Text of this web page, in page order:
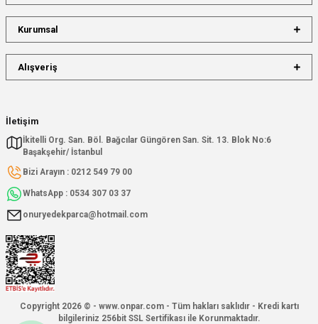
İletişim
İkitelli Org. San. Böl. Bağcılar Güngören San. Sit. 13. Blok No:6
Başakşehir/ İstanbul
Bizi Arayın : 0212 549 79 00
WhatsApp : 0534 307 03 37
onuryedekparca@hotmail.com
Kurumsal
Alışveriş
Copyright 2026 © - www.onpar.com - Tüm hakları saklıdır - Kredi kartı
bilgileriniz 256bit SSL Sertifikası ile Korunmaktadır.